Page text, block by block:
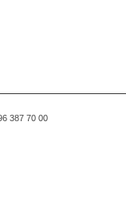
387 70 00